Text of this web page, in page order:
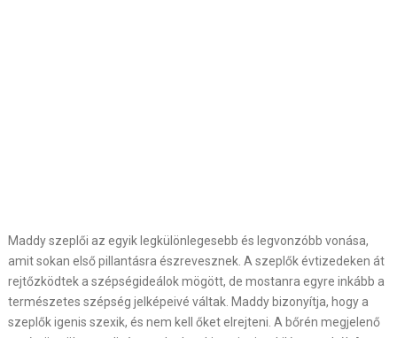
Maddy szeplői az egyik legkülönlegesebb és legvonzóbb vonása,
amit sokan első pillantásra észrevesznek. A szeplők évtizedeken át
rejtőzködtek a szépségideálok mögött, de mostanra egyre inkább a
természetes szépség jelképeivé váltak. Maddy bizonyítja, hogy a
szeplők igenis szexik, és nem kell őket elrejteni. A bőrén megjelenő